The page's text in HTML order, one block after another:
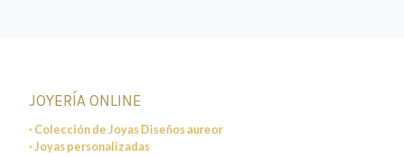
JOYERÍA ONLINE
· Colección de Joyas Diseños aureor
· Joyas personalizadas